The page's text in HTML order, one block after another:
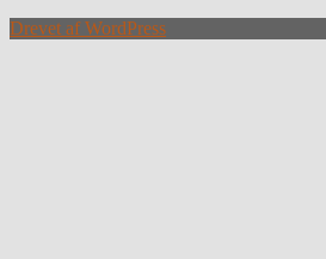
Drevet af WordPress